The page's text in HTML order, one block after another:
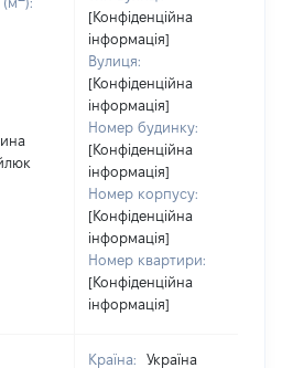
[Конфіденційна
інформація]
Вулиця:
[Конфіденційна
інформація]
Номер будинку:
[Конфіденційна
інформація]
Номер корпусу:
[Конфіденційна
інформація]
Номер квартири:
[Конфіденційна
інформація]
Країна:
Україна